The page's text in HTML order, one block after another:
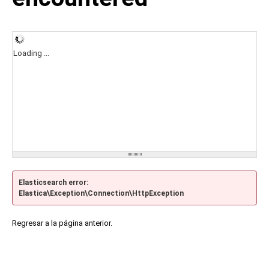
Loading ...
Elasticsearch error:
Elastica\Exception\Connection\HttpException
Regresar a la página anterior.